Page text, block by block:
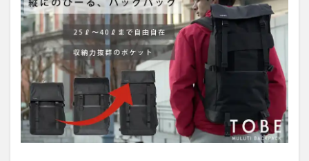
めに
1.2
『TOBE
バック
パッ
ク』と
抜か